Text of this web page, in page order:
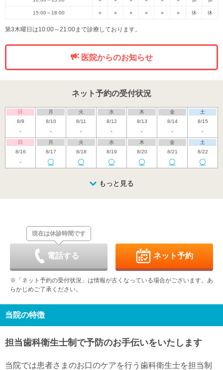
15:00～18:00 ○ ○ ○ ○ ○ ○ 休 休
第3木曜日は10:00～21:00まで診療しております。
医院からのお知らせ
ネット予約の受付状況
日
8/9
-
月
8/10
-
火
8/11
-
水
8/12
-
木
8/13
-
金
8/14
-
土
8/15
-
日
8/16
-
月
8/17
火
8/18
水
8/19
木
8/20
金
8/21
土
8/22
8/26
9/6
月
9/7
火
9/8
9/10
-
9/11
-
9/12
休 - - -
木
- - -
日
9/20
休
月
9/21
9/22
9/23
9/24
9/25
9/26
休 - - -
もっと見る
現在は休診時間です
電話する ネット予約
※「ネット予約の受付状況」は情報が古くなっている場合がございます。あ
らかじめご了承ください。
当院の特徴
担当歯科衛生士制で予防のお手伝いをいたします
当院では患者さまのお口のケアを行う歯科衛生士を担当制